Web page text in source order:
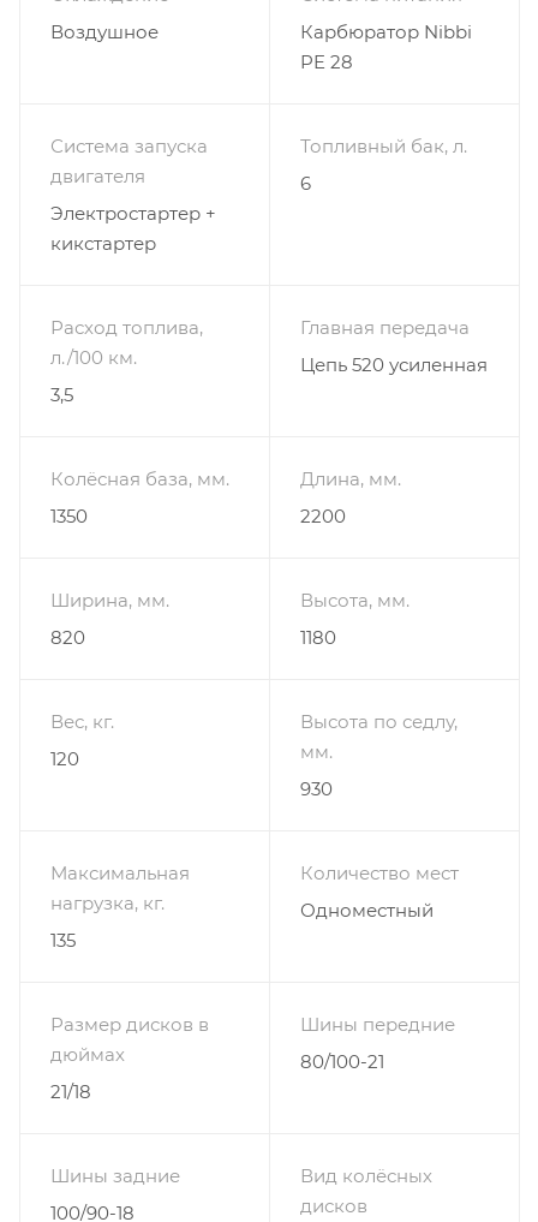
Воздушное
Карбюратор Nibbi
PE 28
Система запуска
двигателя
Электростартер +
кикстартер
Топливный бак, л.
6
Расход топлива,
л./100 км.
3,5
Главная передача
Цепь 520 усиленная
Колёсная база, мм.
1350
Длина, мм.
2200
Ширина, мм.
820
Высота, мм.
1180
Вес, кг.
120
Высота по седлу,
мм.
930
Максимальная
нагрузка, кг.
135
Количество мест
Одноместный
Размер дисков в
дюймах
21/18
Шины передние
80/100-21
Шины задние
100/90-18
Вид колёсных
дисков